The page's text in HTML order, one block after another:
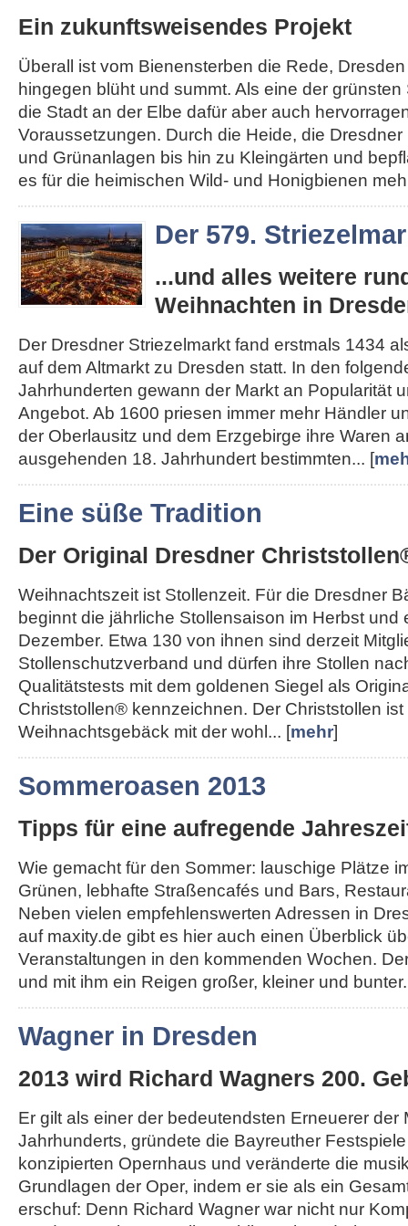
Ein zukunftsweisendes Projekt
Überall ist vom Bienensterben die Rede, Dresden
hingegen blüht und summt. Als eine der
die Stadt an der Elbe dafür aber auch
Voraussetzungen. Durch die Heide, die
und Grünanlagen bis hin zu Kleingärten und
es für die heimischen Wild- und Honigbienen
Der 579.
...und alles weitere
Weihnachten in
Der Dresdner Striezelmarkt fand erstmals 1434
auf dem Altmarkt zu Dresden statt. In den
Jahrhunderten gewann der Markt an Popularität
Angebot. Ab 1600 priesen immer mehr Händler
der Oberlausitz und dem Erzgebirge ihre Waren
ausgehenden 18. Jahrhundert bestimmten... [
Eine süße Tradition
Der Original Dresdner
Weihnachtszeit ist Stollenzeit. Für die Dresdner
beginnt die jährliche Stollensaison im Herbst und
Dezember. Etwa 130 von ihnen sind derzeit
Stollenschutzverband und dürfen ihre Stollen
Qualitätstests mit dem goldenen Siegel als
Christstollen® kennzeichnen. Der Christstollen ist
Weihnachtsgebäck mit der wohl... [mehr]
Sommeroasen 2013
Tipps für eine aufregende
Wie gemacht für den Sommer: lauschige Plätze
Grünen, lebhafte Straßencafés und Bars,
Neben vielen empfehlenswerten Adressen in
auf maxity.de gibt es hier auch einen Überblick
Veranstaltungen in den kommenden Wochen.
und mit ihm ein Reigen großer, kleiner und
Wagner in Dresden
2013 wird Richard Wagners 200.
Er gilt als einer der bedeutendsten Erneuerer der
Jahrhunderts, gründete die Bayreuther
konzipierten Opernhaus und veränderte die
Grundlagen der Oper, indem er sie als ein
erschuf: Denn Richard Wagner war nicht nur